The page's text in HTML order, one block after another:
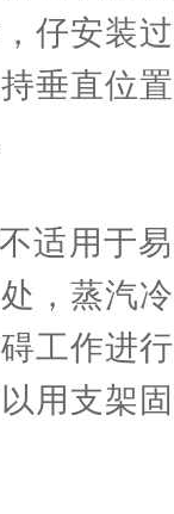
仔安装
垂直位
用于易
，蒸汽
工作进
用支架